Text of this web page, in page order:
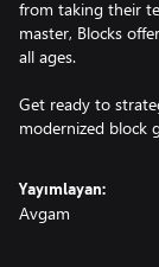
from taking their
master, Blocks
all ages.
Get ready to
modernized block
Yayımlayan:
Avgam